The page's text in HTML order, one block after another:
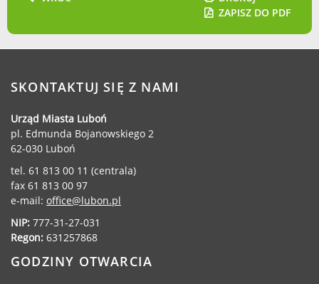
Przemysłowej
Komenda Straży Miejskiej Miasta
Luboń
Komisariat Policji w Luboniu
LOSiR
Serwisy mapowe
Informator Miasta Luboń
Ogłoszenia o pracę
Luboniu
ZAPISZ DO PDF
SKONTAKTUJ SIĘ Z NAMI
Urząd Miasta Luboń
pl. Edmunda Bojanowskiego 2
62-030 Luboń
tel. 61 813 00 11 (centrala)
fax 61 813 00 97
e-mail: office@lubon.pl
NIP: 777-31-27-031
Regon: 631257868
GODZINY OTWARCIA